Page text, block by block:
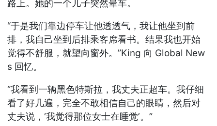
路上。她的一个儿子突然晕车。
“于是我们靠边停车让他透透气，我让他坐到前
排，我自己坐到后排乘客席看书。结果我也开始
觉得不舒服，就望向窗外。”King 向 Global New
s 回忆。
“我看到一辆黑色特斯拉，我丈夫正超车。我仔细
看了好几遍，完全不敢相信自己的眼睛，然后对
丈夫说，‘我觉得那位女士在睡觉’。”